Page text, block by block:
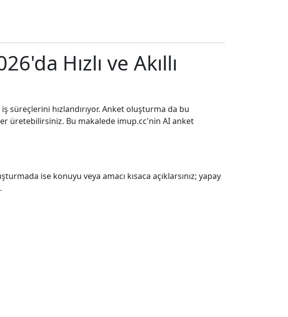
Hızlı ve Akıllı
süreçlerini hızlandırıyor. Anket oluşturma da bu
üretebilirsiniz. Bu makalede imup.cc'nin AI anket
ise konuyu veya amacı kısaca açıklarsınız; yapay